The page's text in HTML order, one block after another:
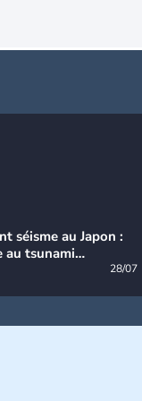
séisme au Japon :
au tsunami
28/07